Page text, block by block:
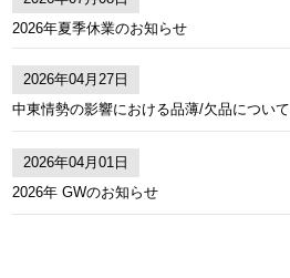
2026年夏季休業のお知らせ
2026年04月27日
中東情勢の影響における品薄/欠品について
2026年04月01日
2026年 GWのお知らせ